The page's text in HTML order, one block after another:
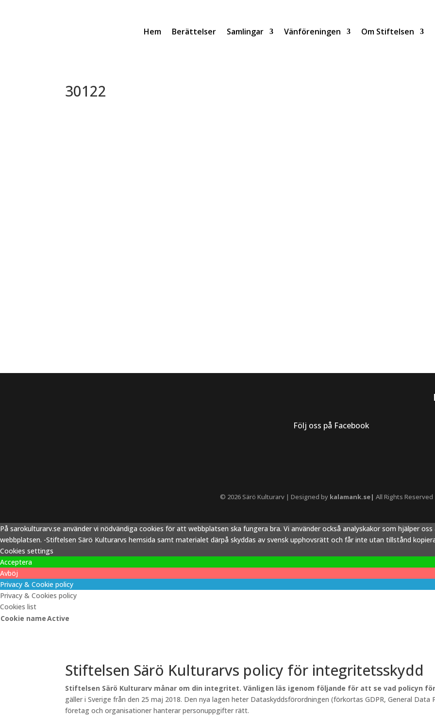
Hem Berättelser Samlingar Vänföreningen Om Stiftelsen
30122
Följ oss på Facebook
© 2026 Särö Kulturarv | Designed by kalamank.se| All Rights Reserved
På sarokulturarv.se använder vi nödvändiga cookies för att webbplatsen ska fungera bra. Vi använder också analyskakor som hjälper
webbplatsen. -Stiftelsen Särö Kulturarvs hemsida samt materialet därpå skyddas av svensk upphovsrätt och får inte utan tillstånd
Cookies settings
Acceptera
Avböj
Privacy & Cookie policy
Privacy & Cookies policy
Cookies list
Cookie nameActive
Stiftelsen Särö Kulturarvs policy för integritetsskydd
Stiftelsen Särö Kulturarv månar om din integritet. Vänligen läs igenom följande för att se vad policyn
gäller i Sverige från den 25 maj 2018. Den nya lagen heter Dataskyddsförordningen (förkortas GDPR, General
företag och organisationer hanterar personuppgifter rätt.